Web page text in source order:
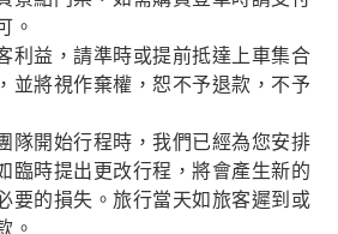
。
利益，請準時或提前抵達上車集合
並將視作棄權，恕不予退款，不予
隊開始行程時，我們已經為您安排
臨時提出更改行程，將會產生新的
要的損失。旅行當天如旅客遲到或
。